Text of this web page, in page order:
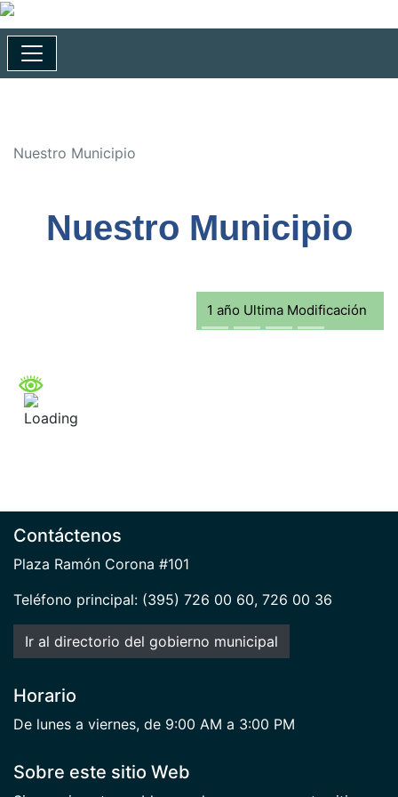
Nuestro Municipio
Nuestro Municipio
1 año Ultima Modificación
Previous
Next
Contáctenos
Plaza Ramón Corona #101
Teléfono principal: (395) 726 00 60, 726 00 36
Ir al directorio del gobierno municipal
Horario
De lunes a viernes, de 9:00 AM a 3:00 PM
Sobre este sitio Web